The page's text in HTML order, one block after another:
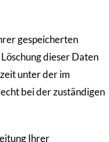
gespeicherten
dieser Daten
unter der im
bei der zuständigen
Ihrer